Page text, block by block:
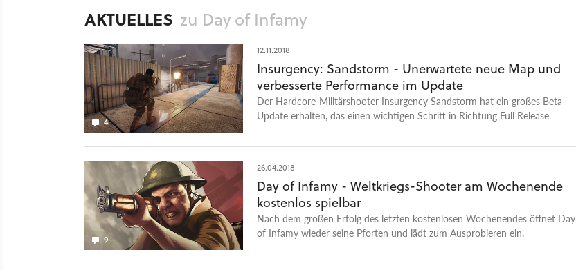
Spiel PC Action Multiplayer-Shooter New World Interactive
AKTUELLES zu Day of Infamy
4
12.11.2018
Insurgency: Sandstorm - Unerwartete neue Map und
verbesserte Performance im Update
Der Hardcore-Militärshooter Insurgency Sandstorm hat ein großes Beta-
Update erhalten, das einen wichtigen Schritt in Richtung Full Release
9
26.04.2018
Day of Infamy - Weltkriegs-Shooter am Wochenende
kostenlos spielbar
Nach dem großen Erfolg des letzten kostenlosen Wochenendes öffnet Day
of Infamy wieder seine Pforten und lädt zum Ausprobieren ein.